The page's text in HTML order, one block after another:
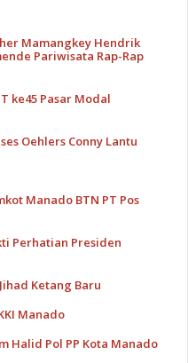
Mamangkey Hendrik
Pariwisata Rap-Rap
ke45 Pasar Modal
Oehlers Conny Lantu
Manado BTN PT Pos
Perhatian Presiden
Ketang Baru
Manado
Halid Pol PP Kota Manado